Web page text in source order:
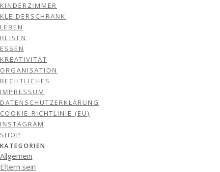
KINDERZIMMER
KLEIDERSCHRANK
LEBEN
REISEN
ESSEN
KREATIVITÄT
ORGANISATION
RECHTLICHES
IMPRESSUM
DATENSCHUTZERKLÄRUNG
COOKIE-RICHTLINIE (EU)
INSTAGRAM
SHOP
KATEGORIEN
Allgemein
Eltern sein